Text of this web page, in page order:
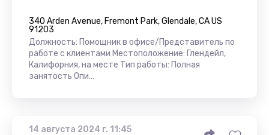
340 Arden Avenue, Fremont Park, Glendale, CA US
91203
Должность: Помощник в офисе/Представитель по
работе с клиентами Местоположение: Глендейл,
Калифорния, на месте Тип работы: Полная
занятость Опи…
14 августа 2024 г. 11:45